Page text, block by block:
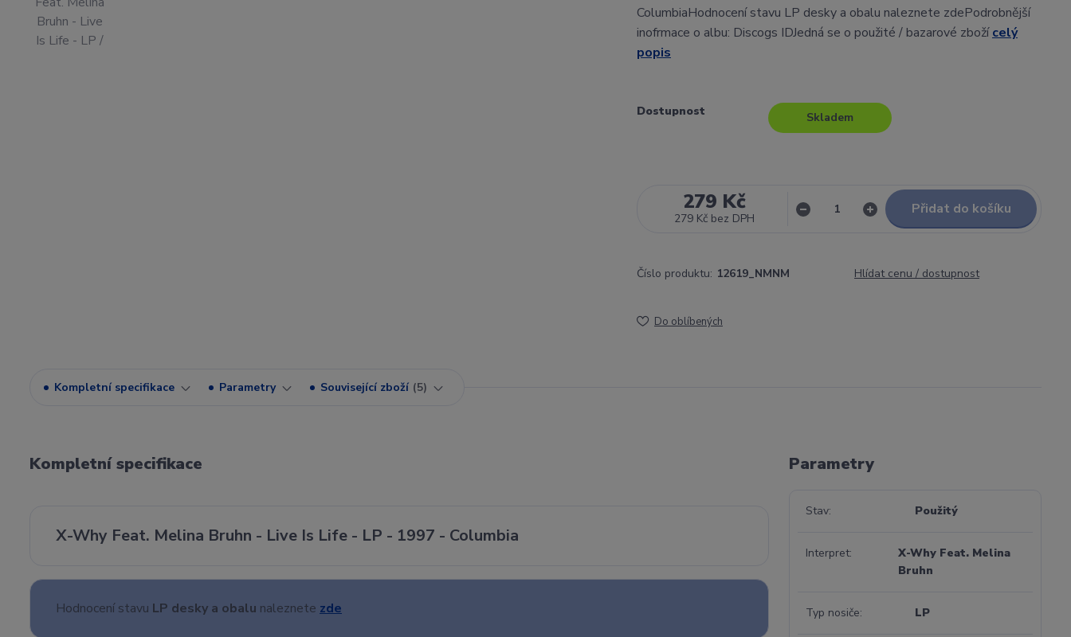
ColumbiaHodnocení stavu LP desky a obalu naleznete zdePodrobnější
inofrmace o albu: Discogs IDJedná se o použité / bazarové zbožícelý
popis
Dostupnost Skladem
279 Kč
279 Kč bez DPH
Přidat do košíku
Číslo produktu: 12619_NMNM Hlídat cenu / dostupnost
Do oblíbených
Kompletní specifikace Parametry Související zboží 5
Kompletní specifikace
X-Why Feat. Melina Bruhn - Live Is Life - LP - 1997 - Columbia
Hodnocení stavu LP desky a obalu naleznete zde
Parametry
Stav Použitý
Interpret
X-Why Feat. Melina
Bruhn
Typ nosiče LP